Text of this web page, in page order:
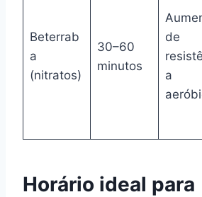
Beterrab
a
(nitratos)
30–60
minutos
de
a
Horário ideal para